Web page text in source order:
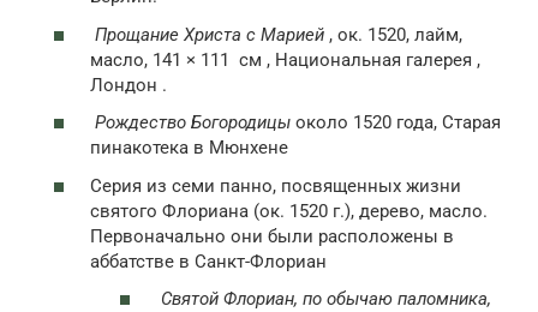
Прощание Христа с Марией , ок. 1520, лайм,
масло, 141 × 111 см , Национальная галерея ,
Лондон .
Рождество Богородицы около 1520 года, Старая
пинакотека в Мюнхене
Серия из семи панно, посвященных жизни
святого Флориана (ок. 1520 г.), дерево, масло.
Первоначально они были расположены в
аббатстве в Санкт-Флориан
Святой Флориан, по обычаю паломника,